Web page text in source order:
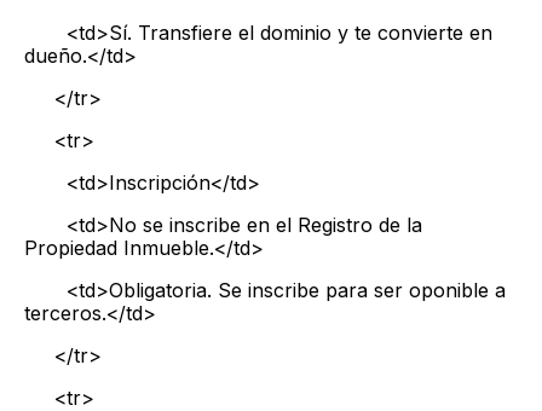
<td>Sí. Transfiere el dominio y te convierte en
dueño.</td>
</tr>
<tr>
<td>Inscripción</td>
<td>No se inscribe en el Registro de la
Propiedad Inmueble.</td>
<td>Obligatoria. Se inscribe para ser oponible a
terceros.</td>
</tr>
<tr>